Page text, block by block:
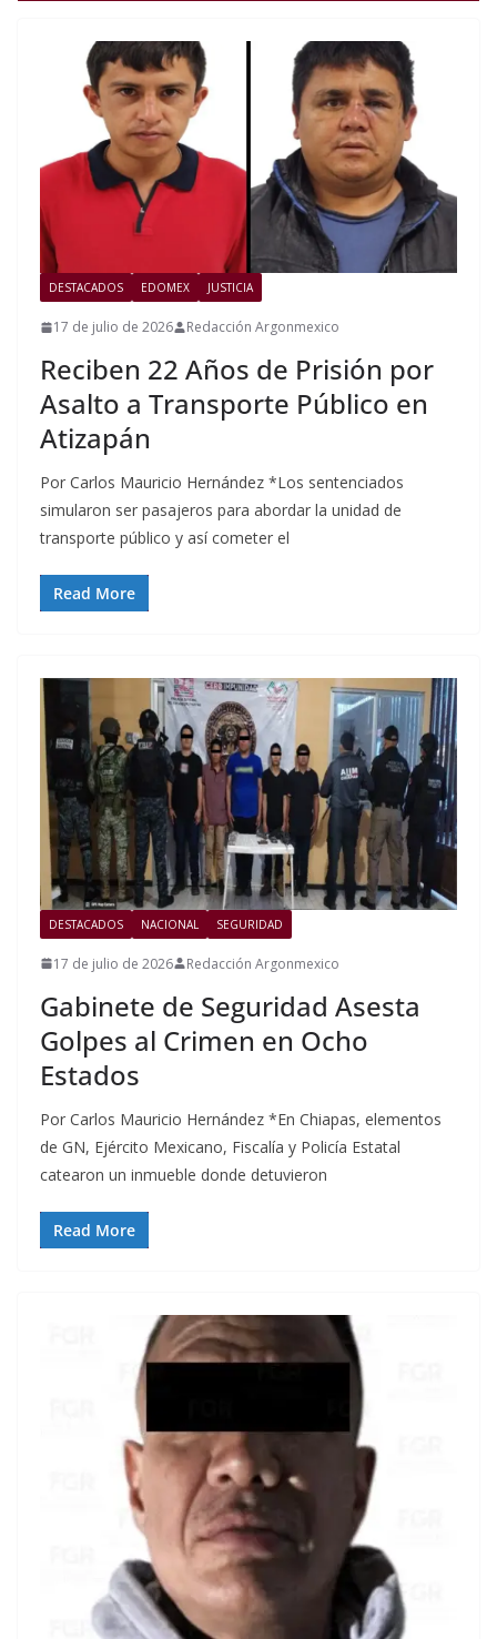
DESTACADOS EDOMEX JUSTICIA
17 de julio de 2026 Redacción Argonmexico
Reciben 22 Años de Prisión por
Asalto a Transporte Público en
Atizapán
Por Carlos Mauricio Hernández *Los sentenciados
simularon ser pasajeros para abordar la unidad de
transporte público y así cometer el
Read More
DESTACADOS NACIONAL SEGURIDAD
17 de julio de 2026 Redacción Argonmexico
Gabinete de Seguridad Asesta
Golpes al Crimen en Ocho
Estados
Por Carlos Mauricio Hernández *En Chiapas, elementos
de GN, Ejército Mexicano, Fiscalía y Policía Estatal
catearon un inmueble donde detuvieron
Read More